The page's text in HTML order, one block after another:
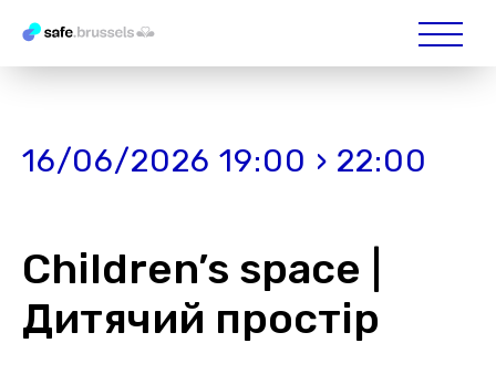
16/06/2026 19:00 › 22:00
Children’s space |
Дитячий простір